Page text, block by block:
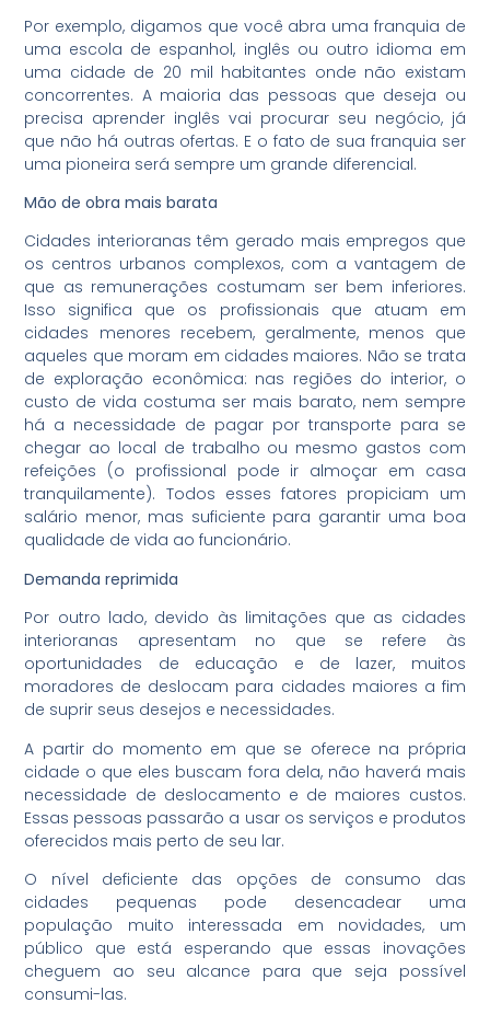
Por exemplo, digamos que você abra uma franquia de
uma escola de espanhol, inglês ou outro idioma em
uma cidade de 20 mil habitantes onde não existam
concorrentes. A maioria das pessoas que deseja ou
precisa aprender inglês vai procurar seu negócio, já
que não há outras ofertas. E o fato de sua franquia ser
uma pioneira será sempre um grande diferencial.
Mão de obra mais barata
Cidades interioranas têm gerado mais empregos que
os centros urbanos complexos, com a vantagem de
que as remunerações costumam ser bem inferiores.
Isso significa que os profissionais que atuam em
cidades menores recebem, geralmente, menos que
aqueles que moram em cidades maiores. Não se trata
de exploração econômica: nas regiões do interior, o
custo de vida costuma ser mais barato, nem sempre
há a necessidade de pagar por transporte para se
chegar ao local de trabalho ou mesmo gastos com
refeições (o profissional pode ir almoçar em casa
tranquilamente). Todos esses fatores propiciam um
salário menor, mas suficiente para garantir uma boa
qualidade de vida ao funcionário.
Demanda reprimida
Por outro lado, devido às limitações que as cidades
interioranas apresentam no que se refere às
oportunidades de educação e de lazer, muitos
moradores de deslocam para cidades maiores a fim
de suprir seus desejos e necessidades.
A partir do momento em que se oferece na própria
cidade o que eles buscam fora dela, não haverá mais
necessidade de deslocamento e de maiores custos.
Essas pessoas passarão a usar os serviços e produtos
oferecidos mais perto de seu lar.
O nível deficiente das opções de consumo das
cidades pequenas pode desencadear uma
população muito interessada em novidades, um
público que está esperando que essas inovações
cheguem ao seu alcance para que seja possível
consumi-las.